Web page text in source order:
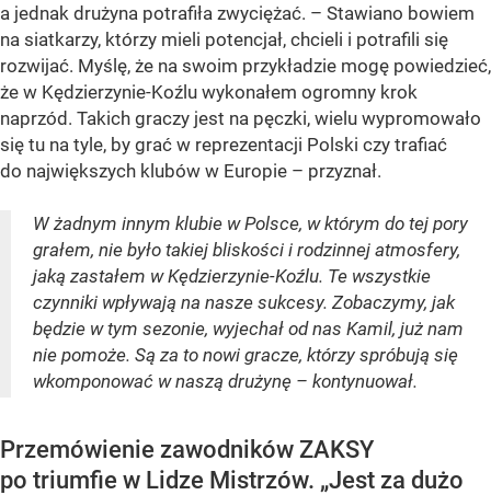
a jednak drużyna potrafiła zwyciężać. – Stawiano bowiem
na siatkarzy, którzy mieli potencjał, chcieli i potrafili się
rozwijać. Myślę, że na swoim przykładzie mogę powiedzieć,
że w Kędzierzynie-Koźlu wykonałem ogromny krok
naprzód. Takich graczy jest na pęczki, wielu wypromowało
się tu na tyle, by grać w reprezentacji Polski czy trafiać
do największych klubów w Europie – przyznał.
W żadnym innym klubie w Polsce, w którym do tej pory
grałem, nie było takiej bliskości i rodzinnej atmosfery,
jaką zastałem w Kędzierzynie-Koźlu. Te wszystkie
czynniki wpływają na nasze sukcesy. Zobaczymy, jak
będzie w tym sezonie, wyjechał od nas Kamil, już nam
nie pomoże. Są za to nowi gracze, którzy spróbują się
wkomponować w naszą drużynę – kontynuował.
Przemówienie zawodników ZAKSY
po triumfie w Lidze Mistrzów. „Jest za dużo